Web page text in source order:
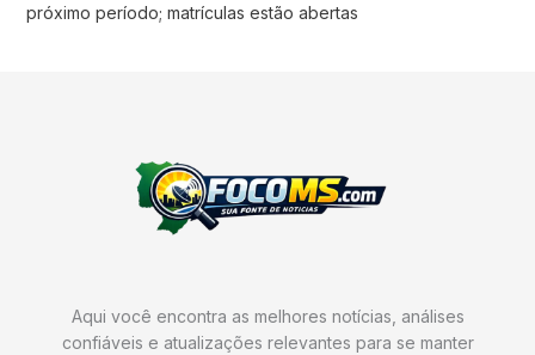
próximo período; matrículas estão abertas
Aqui você encontra as melhores notícias, análises
confiáveis e atualizações relevantes para se manter